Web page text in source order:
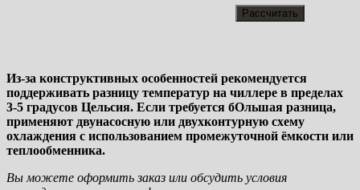
Из-за конструктивных особенностей рекомендуется
поддерживать разницу температур на чиллере в пределах
3-5 градусов Цельсия. Если требуется бОльшая разница,
применяют двунасосную или двухконтурную схему
охлаждения с использованием промежуточной ёмкости или
теплообменника.
Вы можете оформить заказ или обсудить условия